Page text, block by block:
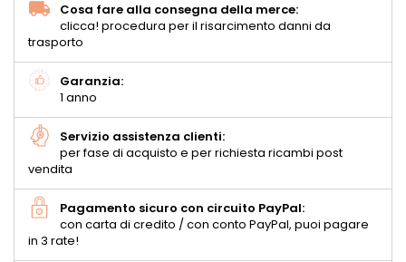
Cosa fare alla consegna della merce:
clicca! procedura per il risarcimento danni da
trasporto
Garanzia:
1 anno
Servizio assistenza clienti:
per fase di acquisto e per richiesta ricambi post
vendita
Pagamento sicuro con circuito PayPal:
con carta di credito / con conto PayPal, puoi pagare
in 3 rate!